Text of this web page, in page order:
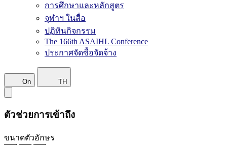
การศึกษาและหลักสูตร
จุฬาฯ ในสื่อ
ปฏิทินกิจกรรม
The 166th ASAIHL Conference
ประกาศจัดซื้อจัดจ้าง
On TH
ตัวช่วยการเข้าถึง
ขนาดตัวอักษร